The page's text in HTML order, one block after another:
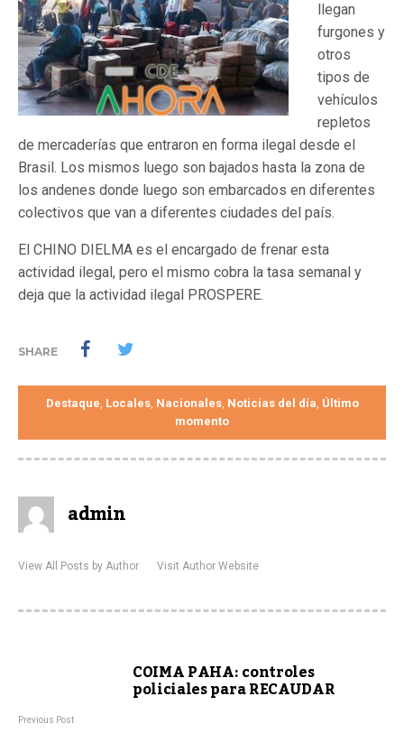
llegan
furgones y
otros
tipos de
vehículos
repletos
de mercaderías que entraron en forma ilegal desde el
Brasil. Los mismos luego son bajados hasta la zona de
los andenes donde luego son embarcados en diferentes
colectivos que van a diferentes ciudades del país.
El CHINO DIELMA es el encargado de frenar esta
actividad ilegal, pero el mismo cobra la tasa semanal y
deja que la actividad ilegal PROSPERE.
SHARE
Destaque, Locales, Nacionales, Noticias del día, Último
momento
admin
View All Posts by Author Visit Author Website
COIMA PAHA: controles
policiales para RECAUDAR
Previous Post